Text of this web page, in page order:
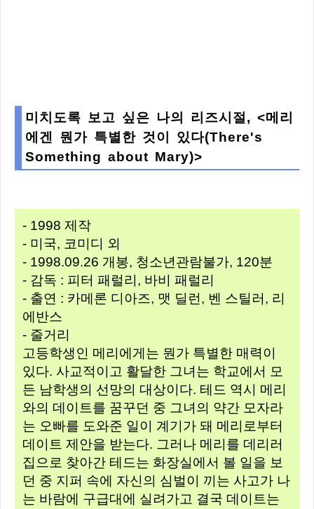
미치도록 보고 싶은 나의 리즈시절, <메리
에겐 뭔가 특별한 것이 있다(There's
Something about Mary)>
- 1998 제작
- 미국, 코미디 외
- 1998.09.26 개봉, 청소년관람불가, 120분
- 감독 : 피터 패럴리, 바비 패럴리
- 출연 : 카메론 디아즈, 맷 딜런, 벤 스틸러, 리
에반스
- 줄거리
고등학생인 메리에게는 뭔가 특별한 매력이
있다. 사교적이고 활달한 그녀는 학교에서 모
든 남학생의 선망의 대상이다. 테드 역시 메리
와의 데이트를 꿈꾸던 중 그녀의 약간 모자라
는 오빠를 도와준 일이 계기가 돼 메리로부터
데이트 제안을 받는다. 그러나 메리를 데리러
집으로 찾아간 테드는 화장실에서 볼 일을 보
던 중 지퍼 속에 자신의 심벌이 끼는 사고가 나
는 바람에 구급대에 실려가고 결국 데이트는